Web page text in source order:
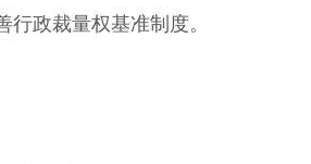
行政裁量权基准制度。